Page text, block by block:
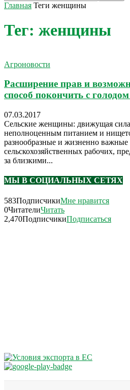
Главная Теги женщины
Тег: женщины
Агроновости
Расширение прав и
способ покончить с
07.03.2017
Сельские женщины: движущая
неполноценным питанием и
разнообразные и жизненно
сельскохозяйственных рабочих,
за близкими...
МЫ В СОЦИАЛЬНЫХ СЕТЯХ
583ПодписчикиМне нравится
0ЧитателиЧитать
2,470ПодписчикиПодписаться